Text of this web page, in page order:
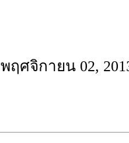
พฤศจิกายน 02,